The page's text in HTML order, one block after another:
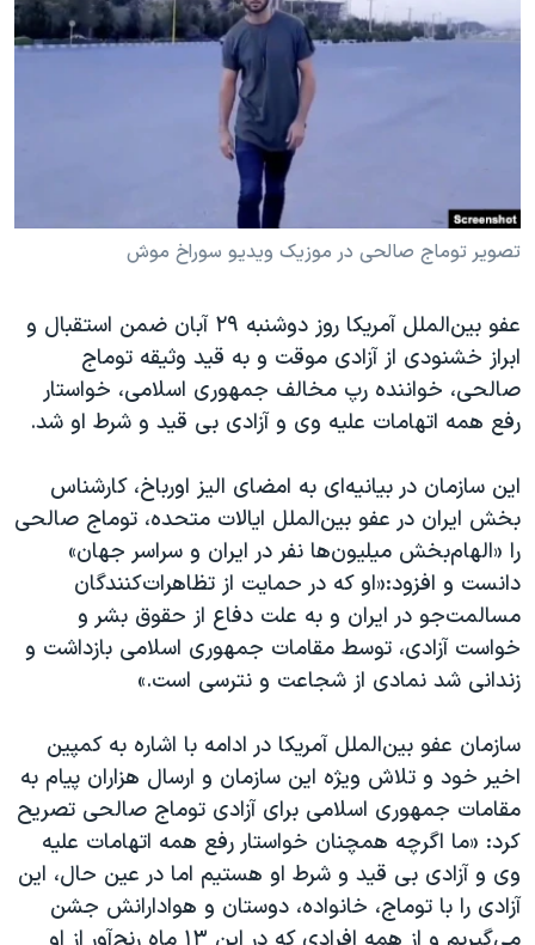
فرهنگ و زندگی
مستندها
انتخابات ریاست جمهوری آمریکا ۲۰۲۴
حمله جمهوری اسلامی به اسرائیل
تریبونال مردمی آبان ۹۸
دادگاه حمید نوری
چهل سال گروگان‌گیری
اعتراضات مردمی آبان ۹۸
اسرائیل در جنگ
نرگس محمدی برنده جایزه نوبل صلح
همایش محافظه‌کاران آمریکا «سی‌پک»
صفحه‌های ویژه
دنبال کنید
تصویر توماج صالحی در موزیک ویدیو سوراخ موش
عفو بین‌الملل آمریکا روز دوشنبه ۲۹ آبان ضمن استقبال و
ابراز خشنودی از آزادی موقت و به قید وثیقه توماج
صالحی، خواننده رپ مخالف جمهوری اسلامی، خواستار
رفع همه اتهامات علیه وی و آزادی بی قید و شرط او شد.
این سازمان در بیانیه‌ای به امضای الیز اورباخ، کارشناس
بخش ایران در عفو بین‌الملل ایالات متحده، توماج صالحی
را «الهام‌بخش میلیون‌ها نفر در ایران و سراسر جهان»
دانست و افزود:«او که در حمایت از تظاهرات‌کنندگان
مسالمت‌‌جو در ایران و به علت دفاع از حقوق بشر و
خواست آزادی، توسط مقامات جمهوری اسلامی بازداشت و
زندانی شد نمادی از شجاعت و نترسی است.»
سازمان عفو بین‌الملل آمریکا در ادامه با اشاره به کمپین
اخیر خود و تلاش ویژه‌ این سازمان و ارسال هزاران پیام به
مقامات جمهوری اسلامی برای آزادی توماج صالحی تصریح
کرد: «ما اگرچه همچنان خواستار رفع همه اتهامات علیه
وی و آزادی بی قید و شرط او هستیم اما در عین حال، این
آزادی را با توماج، خانواده، دوستان و هوادارانش جشن